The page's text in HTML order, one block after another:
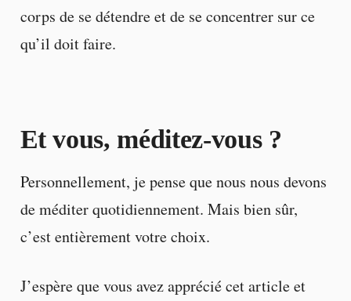
corps de se détendre et de se concentrer sur ce
qu’il doit faire.
Et vous, méditez-vous ?
Personnellement, je pense que nous nous devons
de méditer quotidiennement. Mais bien sûr,
c’est entièrement votre choix.
J’espère que vous avez apprécié cet article et